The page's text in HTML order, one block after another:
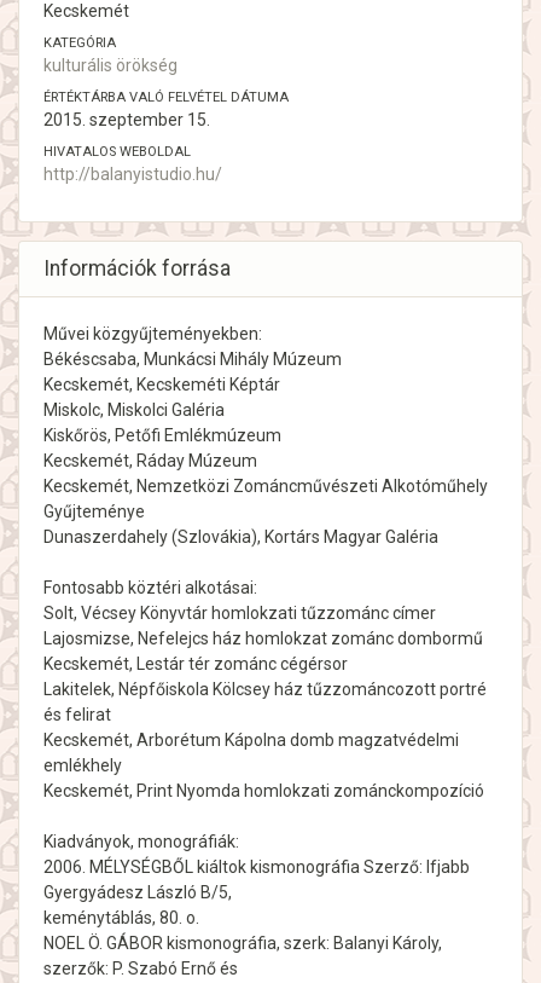
Kecskemét
KATEGÓRIA
kulturális örökség
ÉRTÉKTÁRBA VALÓ FELVÉTEL DÁTUMA
2015. szeptember 15.
HIVATALOS WEBOLDAL
http://balanyistudio.hu/
Információk forrása
Művei közgyűjteményekben:
Békéscsaba, Munkácsi Mihály Múzeum
Kecskemét, Kecskeméti Képtár
Miskolc, Miskolci Galéria
Kiskőrös, Petőfi Emlékmúzeum
Kecskemét, Ráday Múzeum
Kecskemét, Nemzetközi Zománcművészeti Alkotóműhely
Gyűjteménye
Dunaszerdahely (Szlovákia), Kortárs Magyar Galéria
Fontosabb köztéri alkotásai:
Solt, Vécsey Könyvtár homlokzati tűzzománc címer
Lajosmizse, Nefelejcs ház homlokzat zománc dombormű
Kecskemét, Lestár tér zománc cégérsor
Lakitelek, Népfőiskola Kölcsey ház tűzzománcozott portré
és felirat
Kecskemét, Arborétum Kápolna domb magzatvédelmi
emlékhely
Kecskemét, Print Nyomda homlokzati zománckompozíció
Kiadványok, monográfiák:
2006. MÉLYSÉGBŐL kiáltok kismonográfia Szerző: Ifjabb
Gyergyádesz László B/5,
keménytáblás, 80. o.
NOEL Ö. GÁBOR kismonográfia, szerk: Balanyi Károly,
szerzők: P. Szabó Ernő és